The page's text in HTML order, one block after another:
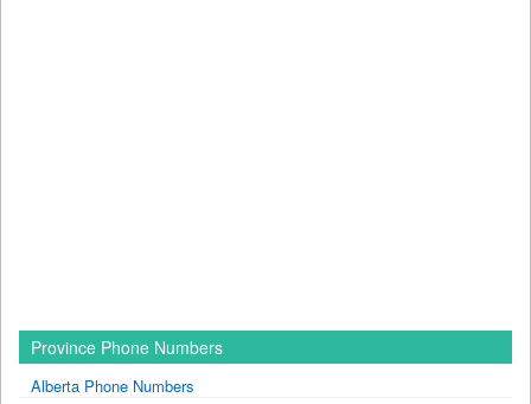
Province Phone Numbers
Alberta Phone Numbers